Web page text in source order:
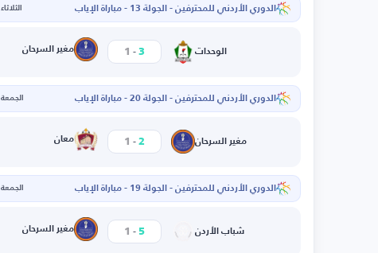
الدوري الأردني للمحترفين - الجولة 13 - مباراة الإياب الثلاثاء 22-04-2025
الوحدات 3
-
1 مغير السرحان
الدوري الأردني للمحترفين - الجولة 20 - مباراة الإياب الجمعة 18-04-2025
مغير السرحان 2
-
1 معان
الدوري الأردني للمحترفين - الجولة 19 - مباراة الإياب الجمعة 11-04-2025
شباب الأردن 5
-
1 مغير السرحان